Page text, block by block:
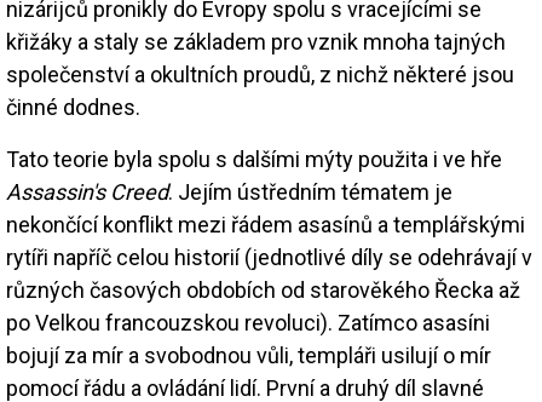
nizárijců pronikly do Evropy spolu s vracejícími se
křižáky a staly se základem pro vznik mnoha tajných
společenství a okultních proudů, z nichž některé jsou
činné dodnes.
Tato teorie byla spolu s dalšími mýty použita i ve hře
Assassin's Creed. Jejím ústředním tématem je
nekončící konflikt mezi řádem asasínů a templářskými
rytíři napříč celou historií (jednotlivé díly se odehrávají v
různých časových obdobích od starověkého Řecka až
po Velkou francouzskou revoluci). Zatímco asasíni
bojují za mír a svobodnou vůli, templáři usilují o mír
pomocí řádu a ovládání lidí. První a druhý díl slavné